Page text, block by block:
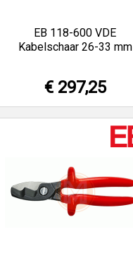
EB 118-600 VDE
Kabelschaar 26-33 mm
€ 297,25